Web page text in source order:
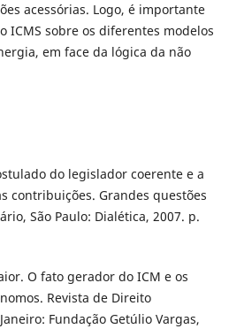
acessórias. Logo, é importante
ICMS sobre os diferentes modelos
em face da lógica da não
do legislador coerente e a
contribuições. Grandes questões
São Paulo: Dialética, 2007. p.
O fato gerador do ICM e os
Revista de Direito
Fundação Getúlio Vargas,